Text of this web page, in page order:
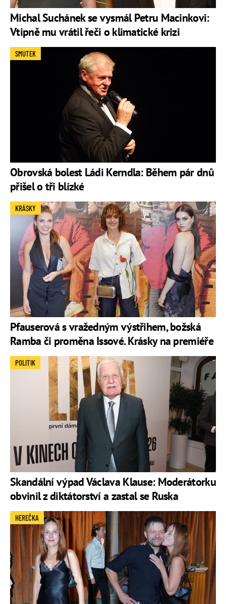
Michal Suchánek se vysmál Petru Macinkovi:
Vtipně mu vrátil řeči o klimatické krizi
Obrovská bolest Ládi Kerndla: Během pár dnů
přišel o tři blízké
SMUTEK
Pfauserová s vražedným výstřihem, božská
Ramba či proměna Issové. Krásky na premiéře
KRÁSKY
Skandální výpad Václava Klause: Moderátorku
obvinil z diktátorství a zastal se Ruska
POLITIK
HEREČKA